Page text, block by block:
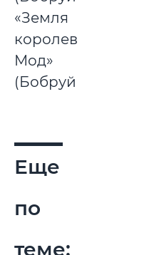
«Земля
королевы
Мод»
(Бобруйск).
Еще
по
теме: